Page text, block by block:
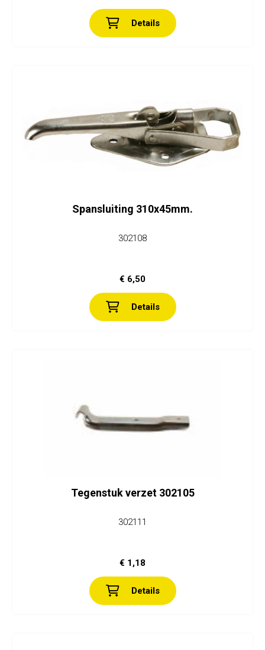
Details
Spansluiting 310x45mm.
302108
€ 6,50
Details
Tegenstuk verzet 302105
302111
€ 1,18
Details